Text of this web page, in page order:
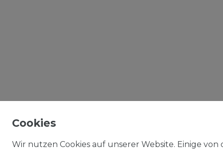
Cookies
Wir nutzen Cookies auf unserer Website. Einige